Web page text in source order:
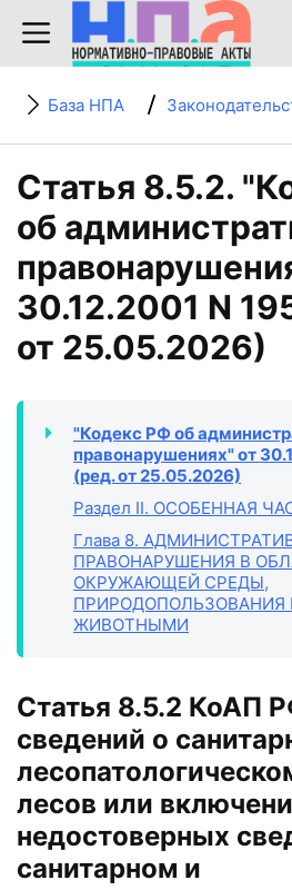
База НПА
Статья 8.5.2.
об
30.12.2001 N
от 25.05.2026)
"Кодекс РФ об
правонарушениях" от
(ред. от 25.05.2026)
Раздел II. ОСОБЕННАЯ
Глава 8.
ПРАВОНАРУШЕНИЯ В
ОКРУЖАЮЩЕЙ СРЕДЫ,
ПРИРОДОПОЛЬЗОВАНИЯ
ЖИВОТНЫМИ
Статья 8.5.2 КоАП
сведений о
лесов или
недостоверных
санитарном и